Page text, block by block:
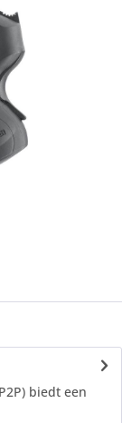
biedt een